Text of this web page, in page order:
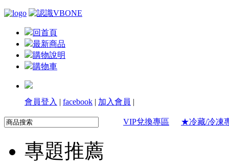
回首頁
最新商品
購物說明
購物車
會員登入 | facebook | 加入會員 |
VIP兌換專區 ★冷藏/冷凍
專題推薦